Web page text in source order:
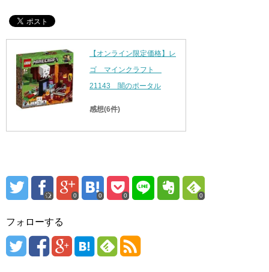
【オンライン限定価格】レ
ゴ マインクラフト
21143 闇のポータル
感想(6件)
0 0 0 0
フォローする